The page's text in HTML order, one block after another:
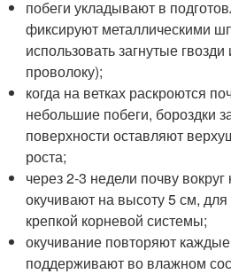
побеги укладывают в
фиксируют металлическими
использовать загнутые
проволоку);
когда на ветках раскроются
небольшие побеги, бороздки
поверхности оставляют
роста;
через 2-3 недели почву вокруг
окучивают на высоту 5 см,
крепкой корневой системы;
окучивание повторяют
поддерживают во влажном